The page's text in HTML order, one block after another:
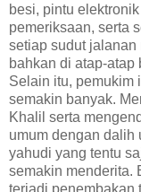
besi, pintu
pemeriksaan, serta
setiap sudut
bahkan di atap-atap
Selain itu, pemukim
semakin banyak.
Khalil serta
umum dengan dalih
yahudi yang tentu
semakin menderita.
terjadi penembakan